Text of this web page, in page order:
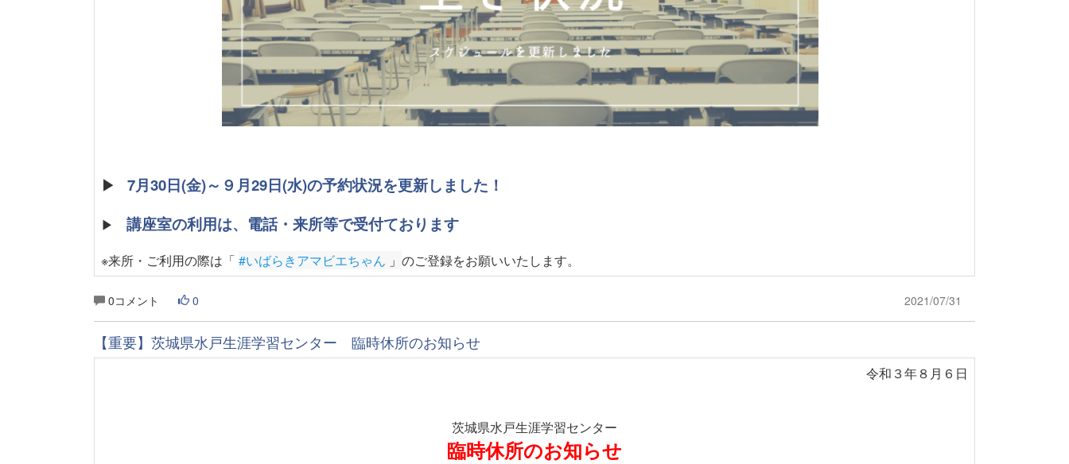
▶ 7月30日(金)～９月29日(水)の予約状況を更新しました！
▶ 講座室の利用は、電話・来所等で受付ております
※来所・ご利用の際は「 #いばらきアマビエちゃん 」 のご登録をお願いいたします。
0コメント 0 2021/07/31
【重要】茨城県水戸生涯学習センター 臨時休所のお知らせ
令和３年８月６日
茨城県水戸生涯学習センター
臨時休所のお知らせ